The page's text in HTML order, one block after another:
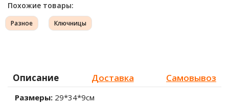
Похожие товары:
Разное Ключницы
Описание Доставка Самовывоз
Размеры: 29*34*9см